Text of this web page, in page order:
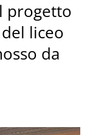
progetto
liceo
da